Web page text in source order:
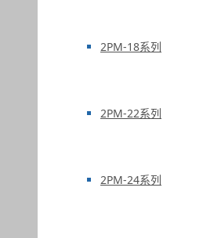
2PM-18系列
2PM-22系列
2PM-24系列